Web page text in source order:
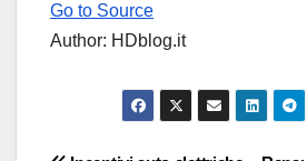
Go to Source
Author: HDblog.it